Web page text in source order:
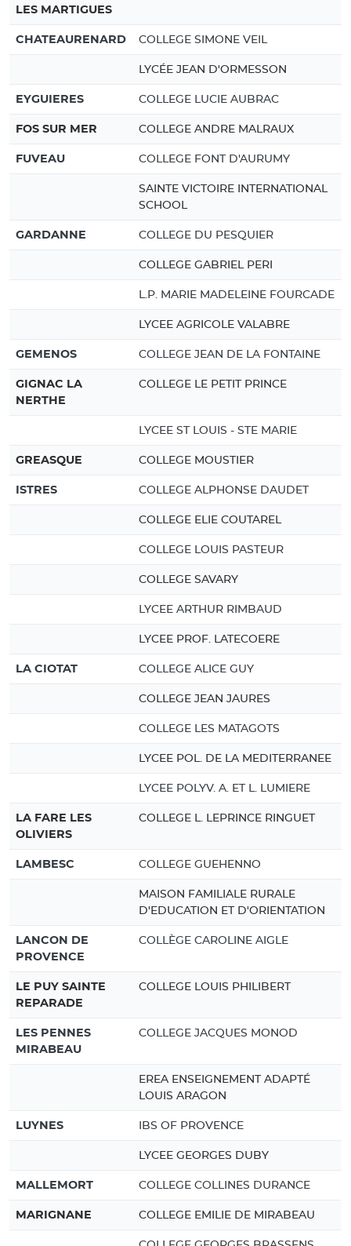
LES MARTIGUES
CHATEAURENARD COLLEGE SIMONE VEIL
LYCÉE JEAN D'ORMESSON
EYGUIERES COLLEGE LUCIE AUBRAC
FOS SUR MER COLLEGE ANDRE MALRAUX
FUVEAU COLLEGE FONT D'AURUMY
SAINTE VICTOIRE INTERNATIONAL
SCHOOL
GARDANNE COLLEGE DU PESQUIER
COLLEGE GABRIEL PERI
L.P. MARIE MADELEINE FOURCADE
LYCEE AGRICOLE VALABRE
GEMENOS COLLEGE JEAN DE LA FONTAINE
GIGNAC LA
NERTHE
COLLEGE LE PETIT PRINCE
LYCEE ST LOUIS - STE MARIE
GREASQUE COLLEGE MOUSTIER
ISTRES COLLEGE ALPHONSE DAUDET
COLLEGE ELIE COUTAREL
COLLEGE LOUIS PASTEUR
COLLEGE SAVARY
LYCEE ARTHUR RIMBAUD
LYCEE PROF. LATECOERE
LA CIOTAT COLLEGE ALICE GUY
COLLEGE JEAN JAURES
COLLEGE LES MATAGOTS
LYCEE POL. DE LA MEDITERRANEE
LYCEE POLYV. A. ET L. LUMIERE
LA FARE LES
OLIVIERS
COLLEGE L. LEPRINCE RINGUET
LAMBESC COLLEGE GUEHENNO
MAISON FAMILIALE RURALE
D'EDUCATION ET D'ORIENTATION
LANCON DE
PROVENCE
COLLÈGE CAROLINE AIGLE
LE PUY SAINTE
REPARADE
COLLEGE LOUIS PHILIBERT
LES PENNES
MIRABEAU
COLLEGE JACQUES MONOD
EREA ENSEIGNEMENT ADAPTÉ
LOUIS ARAGON
LUYNES IBS OF PROVENCE
LYCEE GEORGES DUBY
MALLEMORT COLLEGE COLLINES DURANCE
MARIGNANE COLLEGE EMILIE DE MIRABEAU